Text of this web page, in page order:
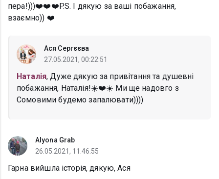
пера!)))❤️❤️❤️P.S. І дякую за ваші побажання,
взаємно)) ❤️
Ася Сергєєва
27.05.2021, 00:22:51
Наталія, Дуже дякую за привітання та душевні
побажання, Наталія!☀️❤️☀️ Ми ще надовго з
Сомовими будемо запалювати))))
Alyona Grab
26.05.2021, 11:46:55
Гарна вийшла історія, дякую, Ася